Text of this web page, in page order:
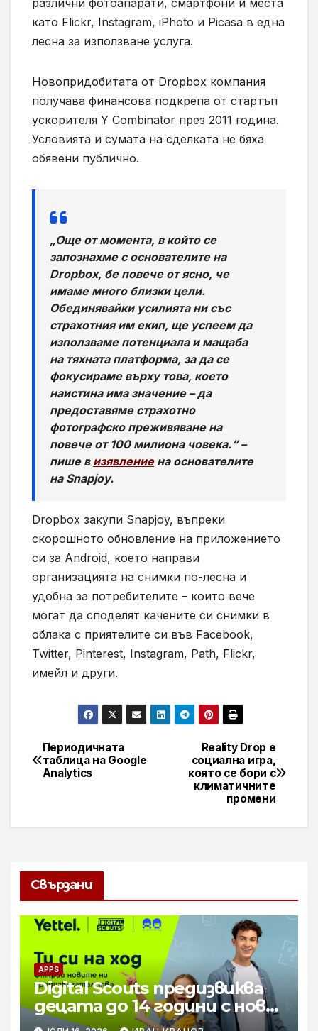
различни фотоапарати, смартфони и места
като Flickr, Instagram, iPhoto и Picasa в една
лесна за използване услуга.
Новопридобитата от Dropbox компания
получава финансова подкрепа от стартъп
ускорителя Y Combinator през 2011 година.
Условията и сумата на сделката не бяха
обявени публично.
„Още от момента, в който се
запознахме с основателите на
Dropbox, бе повече от ясно, че
имаме много близки цели.
Обединявайки усилията ни със
страхотния им екип, ще успеем да
използваме потенциала и мащаба
на тяхната платформа, за да се
фокусираме върху това, което
наистина има значение – да
предоставяме страхотно
фотографско преживяване на
повече от 100 милиона човека.“ –
пише в изявлениена основателите
на Snapjoy.
Dropbox закупи Snapjoy, въпреки
скорошното обновление на приложението
си за Android, което направи
организацията на снимки по-лесна и
удобна за потребителите – които вече
могат да споделят качените си снимки в
облака с приятелите си във Facebook,
Twitter, Pinterest, Instagram, Path, Flickr,
имейл и други.
Навигация
Reality Drop е
социална игра,
която се бори с
климатичните
промени
Периодичната
таблица на Google
Analytics
Свързани
APPS
Digital Scouts предизвиква
децата до 14 години с нова
онлайн игра